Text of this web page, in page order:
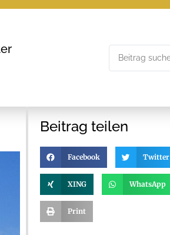
Beitrag teilen
Facebook Twitter
XING WhatsApp
Print